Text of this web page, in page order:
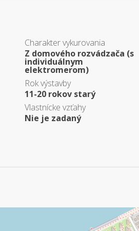
Charakter vykurovania
Z domového rozvádzača (s
individuálnym
elektromerom)
Rok výstavby
11-20 rokov starý
Vlastnícke vzťahy
Nie je zadaný